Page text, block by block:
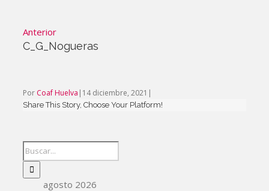
Anterior
C_G_Nogueras
Por Coaf Huelva | 14 diciembre, 2021 |
Share This Story, Choose Your Platform!
agosto 2026